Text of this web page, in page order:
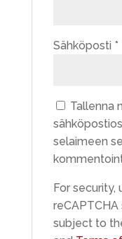
Sähköposti *
Tallenna
selaimeen
For security,
reCAPTCHA
subject to